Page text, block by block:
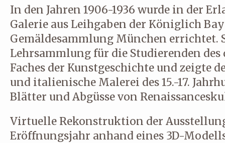
In den Jahren 1906-1936 wurde in der
Galerie aus Leihgaben der Königlich
Gemäldesammlung München errichtet.
Lehrsammlung für die Studierenden
Faches der Kunstgeschichte und zeigte
und italienische Malerei des 15.-17.
Blätter und Abgüsse von
Virtuelle Rekonstruktion der
Eröffnungsjahr anhand eines 3D-